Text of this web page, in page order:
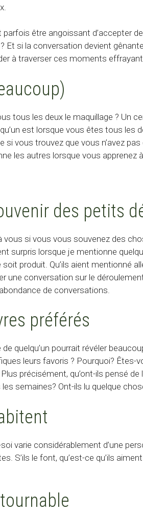
être angoissant d’accepter
Et si la conversation devient
à traverser ces moments
tous les deux le maquillage ? Un
est lorsque vous êtes tous les
vous trouvez que vous n’avez
les autres lorsque vous apprenez
des petits
vous si vous vous souvenez des
surpris lorsque je mentionne
soit produit. Qu’ils aient mentionné
une conversation sur le
de conversations.
préférés
quelqu’un pourrait révéler
leurs favoris ? Pourquoi? Êtes-
précisément, qu’ont-ils pensé de
semaines? Ont-ils lu quelque
varie considérablement d’une
S’ils le font, qu’est-ce qu’ils